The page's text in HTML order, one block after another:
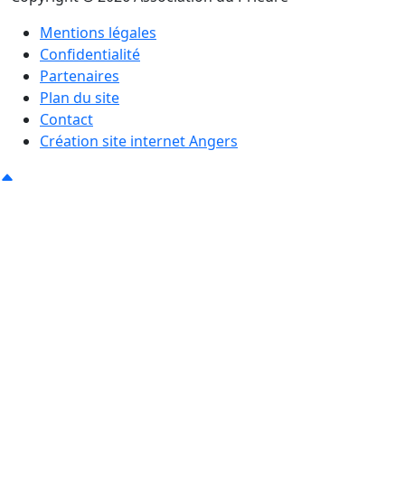
Mentions légales
Confidentialité
Partenaires
Plan du site
Contact
Création site internet Angers